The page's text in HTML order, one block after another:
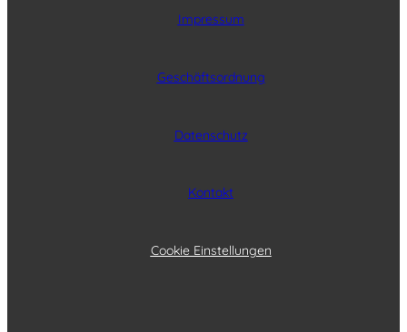
Impressum
Geschäftsordnung
Datenschutz
Kontakt
Cookie Einstellungen